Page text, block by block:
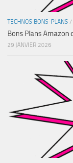
TECHNOS BONS-PLANS /
Bons Plans Amazon
29 JANVIER 2026